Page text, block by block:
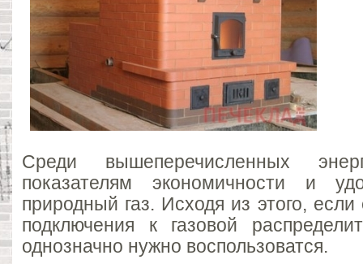
Среди вышеперечисленных
показателям экономичности и
природный газ. Исходя из этого,
подключения к газовой
однозначно нужно воспользоватся.